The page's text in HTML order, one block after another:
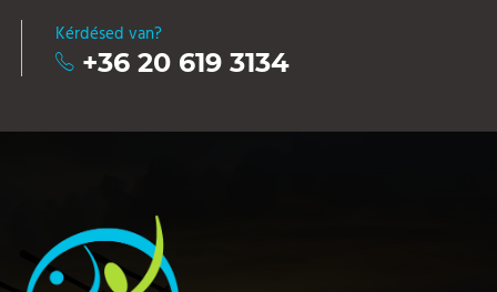
Kérdésed van?
+36 20 619 3134